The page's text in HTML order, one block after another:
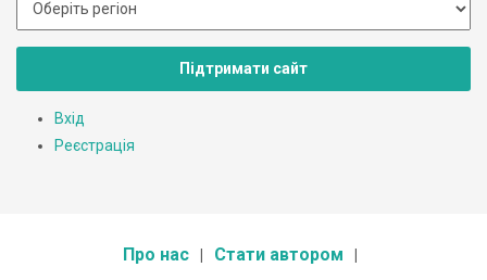
Підтримати сайт
Вхід
Реєстрація
Про нас Стати автором